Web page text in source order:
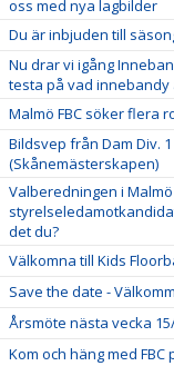
oss med nya lagbilder
Du är inbjuden till
Nu drar vi igång
testa på vad innebandy
Malmö FBC söker flera
Bildsvep från Dam Div. 1
(Skånemästerskapen)
Valberedningen i Malmö
det du?
Välkomna till Kids
Save the date -
Årsmöte nästa vecka
Kom och häng med